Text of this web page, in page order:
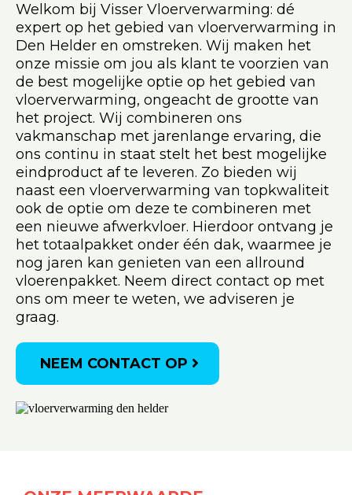
Welkom bij Visser Vloerverwarming: dé
expert op het gebied van vloerverwarming in
Den Helder en omstreken. Wij maken het
onze missie om jou als klant te voorzien van
de best mogelijke optie op het gebied van
vloerverwarming, ongeacht de grootte van
het project. Wij combineren ons
vakmanschap met jarenlange ervaring, die
ons continu in staat stelt het best mogelijke
eindproduct af te leveren. Zo bieden wij
naast een vloerverwarming van topkwaliteit
ook de optie om deze te combineren met
een nieuwe afwerkvloer. Hierdoor ontvang je
het totaalpakket onder één dak, waarmee je
nog jaren kan genieten van een allround
vloerenpakket. Neem direct contact op met
ons om meer te weten, we adviseren je
graag.
NEEM CONTACT OP